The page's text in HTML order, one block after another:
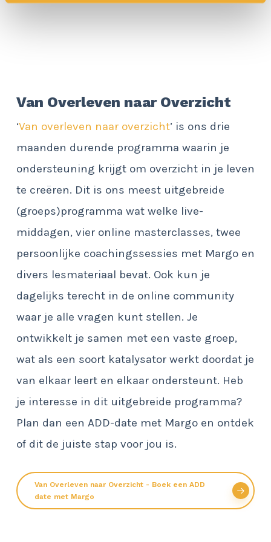
Van Overleven naar Overzicht
‘Van overleven naar overzicht’ is ons drie
maanden durende programma waarin je
ondersteuning krijgt om overzicht in je leven
te creëren. Dit is ons meest uitgebreide
(groeps)programma wat welke live-
middagen, vier online masterclasses, twee
persoonlijke coachingssessies met Margo en
divers lesmateriaal bevat. Ook kun je
dagelijks terecht in de online community
waar je alle vragen kunt stellen. Je
ontwikkelt je samen met een vaste groep,
wat als een soort katalysator werkt doordat je
van elkaar leert en elkaar ondersteunt. Heb
je interesse in dit uitgebreide programma?
Plan dan een ADD-date met Margo en ontdek
of dit de juiste stap voor jou is.
Van Overleven naar Overzicht - Boek een ADD
date met Margo